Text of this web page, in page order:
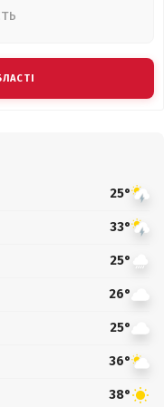
25°
33°
25°
26°
25°
36°
38°